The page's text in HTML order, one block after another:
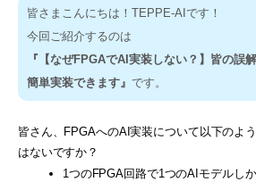
皆さまこんにちは！TEPPE-AIです！
今回ご紹介するのは
『【なぜFPGAでAI実装しない？】皆の誤
簡単実装できます』 です。
皆さん、FPGAへのAI実装について以下のよ
はないですか？
1つのFPGA回路で1つのAIモデルし